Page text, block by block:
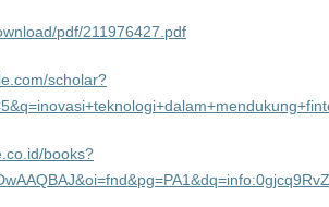
pdf/211976427.pdf
scholar?
books?